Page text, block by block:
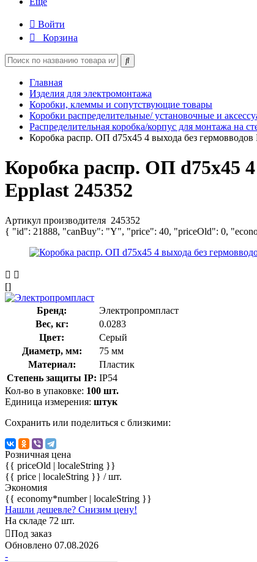
Войти
Корзина
Главная
Изделия для электромонтажа
Коробки, клеммы и сопутствующие товары
Коробки распределительные/ установочные и
Распределительная коробка/корпус для монтажа на
Коробка распр. ОП d75х45 4 выхода без
Коробка распр. ОП d75х45
Epplast 245352
Артикул производителя 245352
{ "id": 21888, "canBuy": "Y", "price": 40, "priceOld": 0,
[]
Бренд:
Электропромпласт
Вес, кг:
0.0283
Цвет:
Серый
Диаметр, мм:
75 мм
Материал:
Пластик
Степень защиты IP: IP54
Кол-во в упаковке: 100 шт.
Единица измерения: штук
Сохранить или поделиться с близкими:
Розничная цена
{{ priceOld | localeString }}
{{ price | localeString }} / шт.
Экономия
{{ economy*number | localeString }}
Нашли дешевле? Снизим цену!
На складе 72 шт.
Под заказ
Обновлено 07.08.2026
-